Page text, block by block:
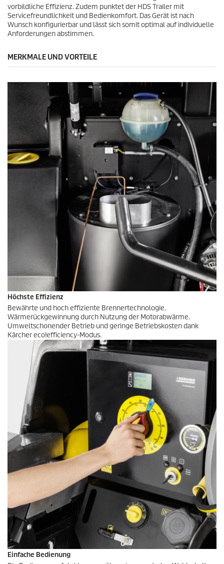
t
s
vorbildliche Effizienz. Zudem punktet der HDS Trailer mit
Servicefreundlichkeit und Bedienkomfort. Das Gerät ist nach
Wunsch konfigurierbar und lässt sich somit optimal auf individuelle
Anforderungen abstimmen.
MERKMALE UND VORTEILE
Höchste Effizienz
Bewährte und hoch effiziente Brennertechnologie.
Wärmerückgewinnung durch Nutzung der Motorabwärme.
Umweltschonender Betrieb und geringe Betriebskosten dank
Kärchereco!efficiency-Modus.
Einfache Bedienung